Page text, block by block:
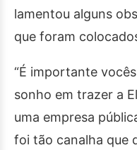
lamentou alguns
que foram
“É importante
sonho em trazer a
uma empresa
foi tão canalha que